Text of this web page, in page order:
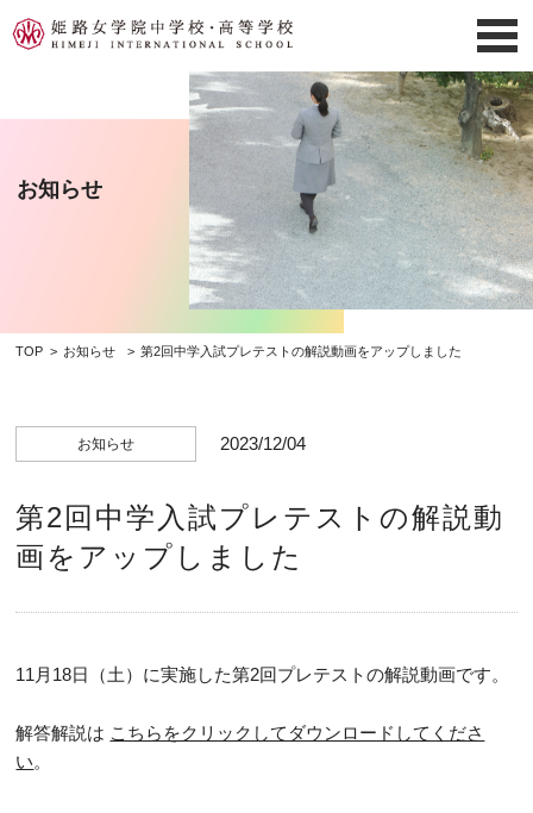
お知らせ
TOP お知らせ 第2回中学入試プレテストの解説動画をアップしました
お知らせ 2023/12/04
第2回中学入試プレテストの解説動
画をアップしました
11月18日（土）に実施した第2回プレテストの解説動画です。
解答解説は こちらをクリックしてダウンロードしてくださ
い。